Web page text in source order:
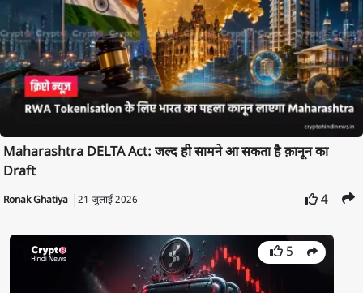
Maharashtra DELTA Act: जल्द ही सामने आ सकता है क़ानून का
Draft
Ronak Ghatiya 21 जुलाई 2026 4
5